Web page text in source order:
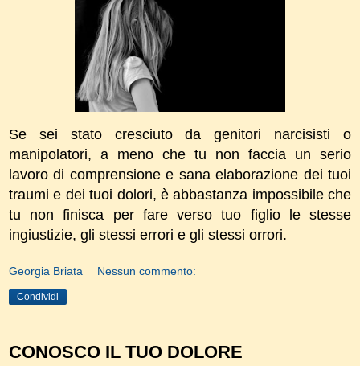
Se sei stato cresciuto da genitori narcisisti o
manipolatori, a meno che tu non faccia un serio
lavoro di comprensione e sana elaborazione dei tuoi
traumi e dei tuoi dolori, è abbastanza impossibile che
tu non finisca per fare verso tuo figlio le stesse
ingiustizie, gli stessi errori e gli stessi orrori.
Georgia Briata Nessun commento:
Condividi
CONOSCO IL TUO DOLORE